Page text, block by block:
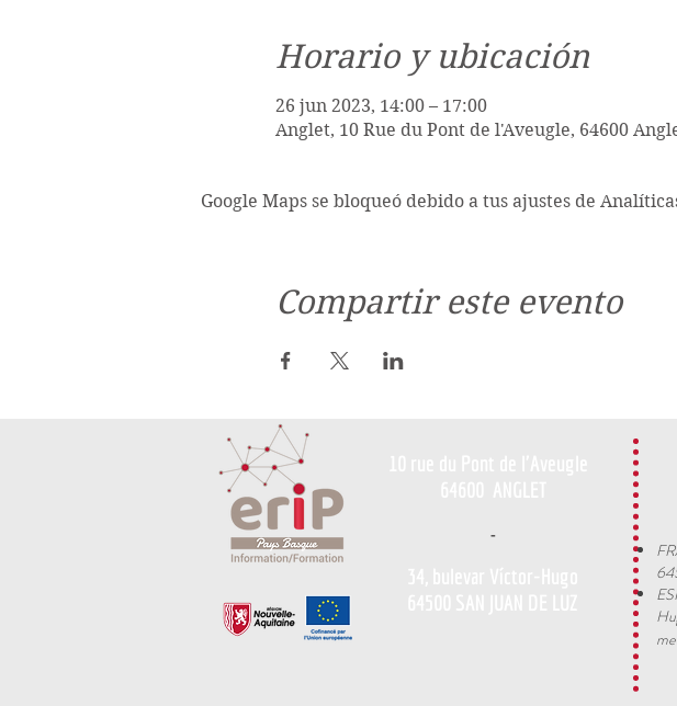
Horario y ubicación
26 jun 2023, 14:00 – 17:00
Anglet, 10 Rue du Pont de l'Aveugle, 64600
Google Maps se bloqueó debido a tus ajustes de
Compartir este evento
-